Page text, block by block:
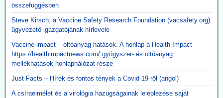
összefüggésben
Steve Kirsch, a Vaccine Safety Research Foundation (vacsafety.org)
ügyvezető igazgatójának hírlevele
Vaccine impact – oltóanyag hatások. A honlap a Health Impact –
https://healthimpactnews.com/ gyógyszer- és oltóanyag
mellékhatások honlaphálózat része
Just Facts – Hírek és fontos tények a Covid-19-ről (angol)
A csíraelmélet és a virológia hazugságainak leleplezése saját